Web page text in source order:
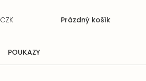
Nákupní
Prázdný košík
CZK
POUKAZY